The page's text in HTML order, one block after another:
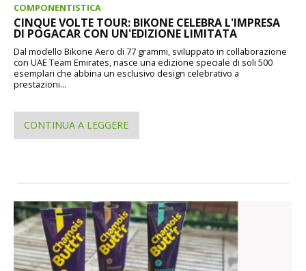
COMPONENTISTICA
CINQUE VOLTE TOUR: BIKONE CELEBRA L'IMPRESA
DI POGACAR CON UN'EDIZIONE LIMITATA
Dal modello Bikone Aero di 77 grammi, sviluppato in collaborazione
con UAE Team Emirates, nasce una edizione speciale di soli 500
esemplari che abbina un esclusivo design celebrativo a
prestazioni...
CONTINUA A LEGGERE